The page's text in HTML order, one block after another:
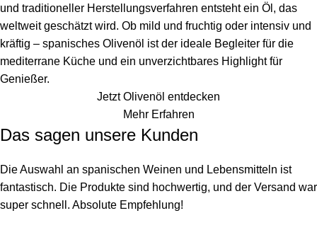
und traditioneller Herstellungsverfahren entsteht ein Öl, das
weltweit geschätzt wird. Ob mild und fruchtig oder intensiv und
kräftig – spanisches Olivenöl ist der ideale Begleiter für die
mediterrane Küche und ein unverzichtbares Highlight für
Genießer.
Jetzt Olivenöl entdecken
Mehr Erfahren
Das sagen unsere Kunden
Die Auswahl an spanischen Weinen und Lebensmitteln ist
fantastisch. Die Produkte sind hochwertig, und der Versand war
super schnell. Absolute Empfehlung!